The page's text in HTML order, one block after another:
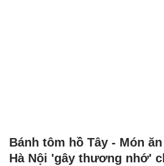
Bánh tôm hồ Tây - Món
Hà Nội 'gây thương nhớ'